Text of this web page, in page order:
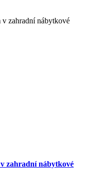
v zahradní nábytkové